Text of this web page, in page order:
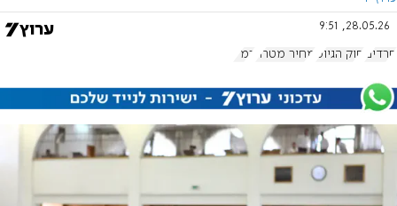
28.05.26, 9:51
חרדים חוק הגיוס מחיר מטרה רמ"י